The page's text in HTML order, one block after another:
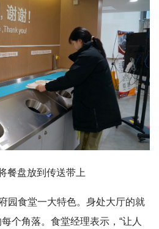
餐盘放到传送带上
园食堂一大特色。身处大厅的就
个角落。食堂经理表示，“让人